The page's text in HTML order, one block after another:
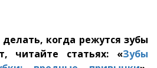
когда режутся зубы
читайте статьях: «Зубы